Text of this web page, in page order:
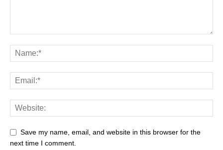
Save my name, email, and website in this browser for the
next time I comment.